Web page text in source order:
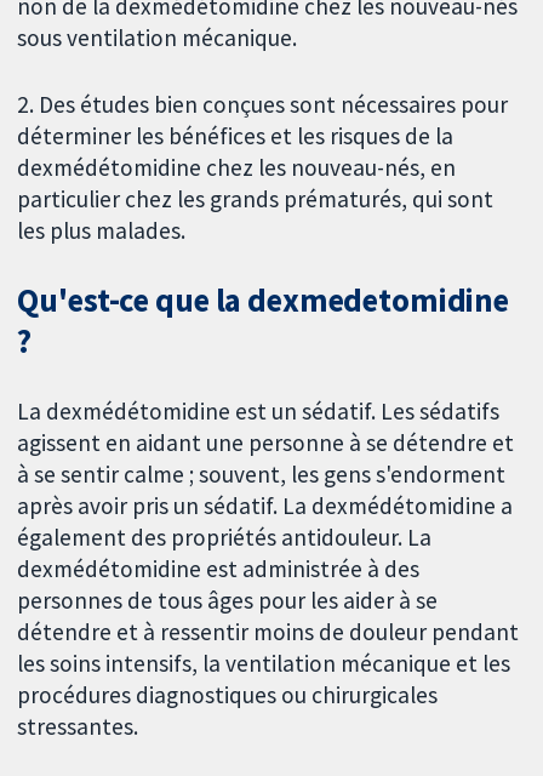
non de la dexmédétomidine chez les nouveau-nés
sous ventilation mécanique.
2. Des études bien conçues sont nécessaires pour
déterminer les bénéfices et les risques de la
dexmédétomidine chez les nouveau-nés, en
particulier chez les grands prématurés, qui sont
les plus malades.
Qu'est-ce que la dexmedetomidine
?
La dexmédétomidine est un sédatif. Les sédatifs
agissent en aidant une personne à se détendre et
à se sentir calme ; souvent, les gens s'endorment
après avoir pris un sédatif. La dexmédétomidine a
également des propriétés antidouleur. La
dexmédétomidine est administrée à des
personnes de tous âges pour les aider à se
détendre et à ressentir moins de douleur pendant
les soins intensifs, la ventilation mécanique et les
procédures diagnostiques ou chirurgicales
stressantes.